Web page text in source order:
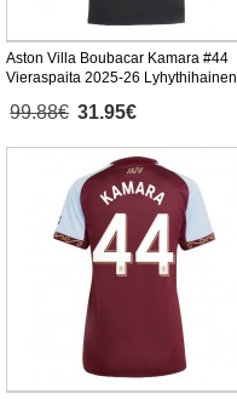
Aston Villa Boubacar Kamara #44
Vieraspaita 2025-26 Lyhythihainen
99.88€ 31.95€